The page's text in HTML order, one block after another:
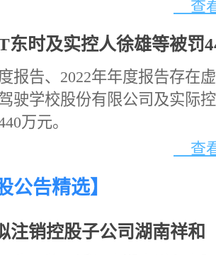
查
东时及实控人徐雄等被罚
报告、2022年年度报告存在
驶学校股份有限公司及实际
万元。
查
公告精选】
注销控股子公司湖南祥和